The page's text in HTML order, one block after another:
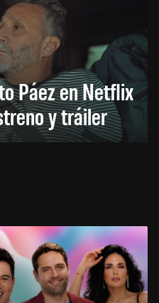
Páez en Netflix
y tráiler